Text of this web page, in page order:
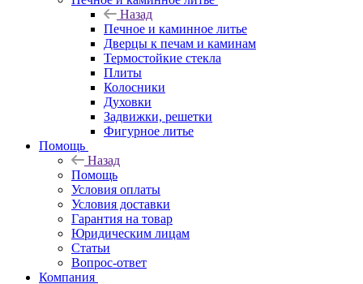
Назад
Печное и каминное литье
Дверцы к печам и каминам
Термостойкие стекла
Плиты
Колосники
Духовки
Задвижки, решетки
Фигурное литье
Помощь
Назад
Помощь
Условия оплаты
Условия доставки
Гарантия на товар
Юридическим лицам
Статьи
Вопрос-ответ
Компания